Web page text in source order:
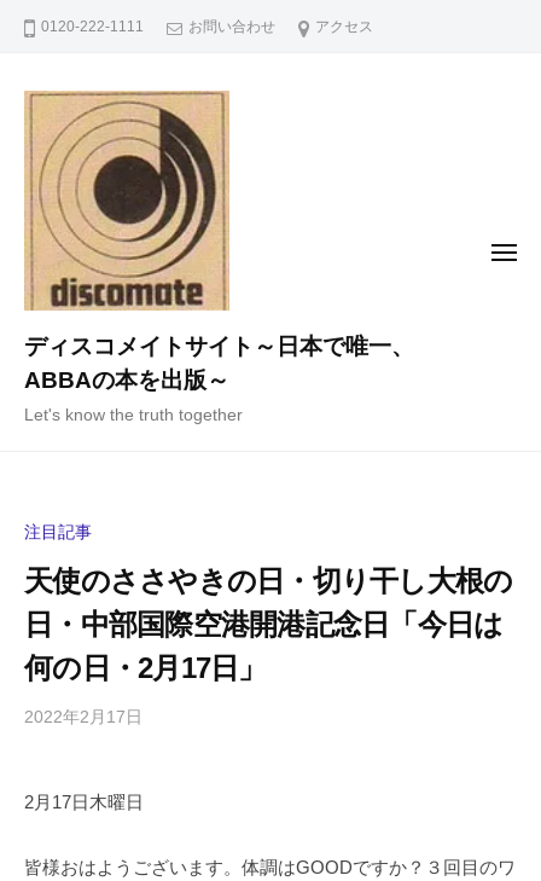
0120-222-1111 お問い合わせ アクセス
ディスコメイトサイト～日本で唯一、
ABBAの本を出版～
Let's know the truth together
メ
注目記事
天使のささやきの日・切り干し大根の
日・中部国際空港開港記念日「今日は
何の日・2月17日」
2022年2月17日
a
メ
2月17日木曜日
皆様おはようございます。体調はGOODですか？３回目のワ